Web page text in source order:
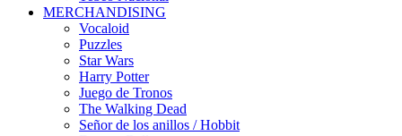
MERCHANDISING
Vocaloid
Puzzles
Star Wars
Harry Potter
Juego de Tronos
The Walking Dead
Señor de los anillos / Hobbit